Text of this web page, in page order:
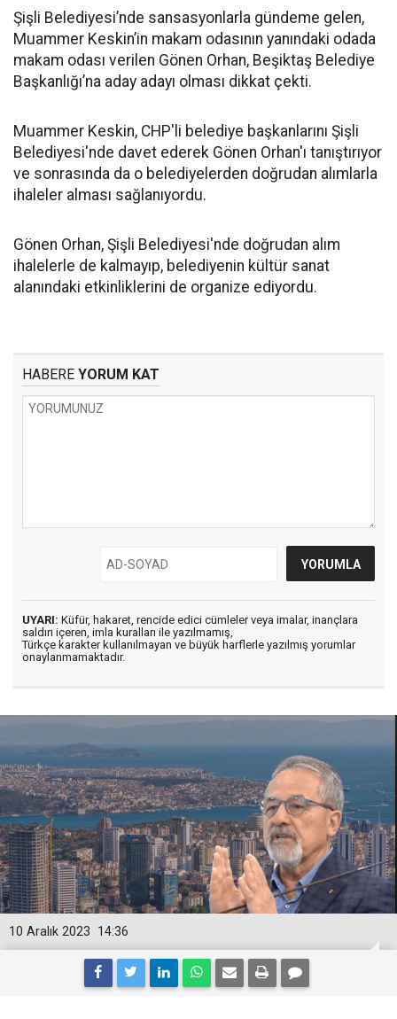
Şişli Belediyesi’nde sansasyonlarla gündeme gelen,
Muammer Keskin’in makam odasının yanındaki odada
makam odası verilen Gönen Orhan, Beşiktaş Belediye
Başkanlığı’na aday adayı olması dikkat çekti.
Muammer Keskin, CHP'li belediye başkanlarını Şişli
Belediyesi'nde davet ederek Gönen Orhan'ı tanıştırıyor
ve sonrasında da o belediyelerden doğrudan alımlarla
ihaleler alması sağlanıyordu.
Gönen Orhan, Şişli Belediyesi'nde doğrudan alım
ihalelerle de kalmayıp, belediyenin kültür sanat
alanındaki etkinliklerini de organize ediyordu.
HABERE YORUM KAT
UYARI: Küfür, hakaret, rencide edici cümleler veya imalar, inançlara
saldırı içeren, imla kuralları ile yazılmamış,
Türkçe karakter kullanılmayan ve büyük harflerle yazılmış yorumlar
onaylanmamaktadır.
14:36
10 Aralık 2023